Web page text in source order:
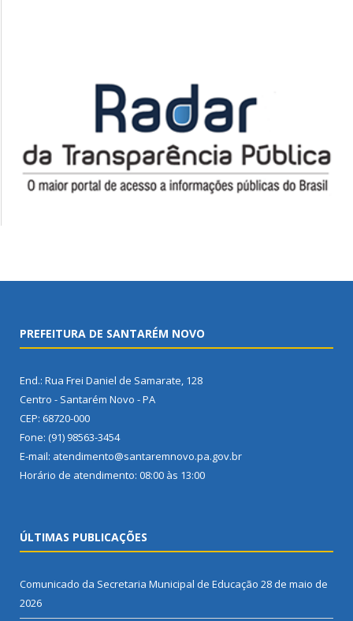
PREFEITURA DE SANTARÉM NOVO
End.: Rua Frei Daniel de Samarate, 128
Centro - Santarém Novo - PA
CEP: 68720-000
Fone: (91) 98563-3454
E-mail: atendimento@santaremnovo.pa.gov.br
Horário de atendimento: 08:00 às 13:00
ÚLTIMAS PUBLICAÇÕES
Comunicado da Secretaria Municipal de Educação 28 de maio de
2026